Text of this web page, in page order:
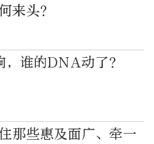
来头？
谁的DNA动了？
那些惠及面广、牵一